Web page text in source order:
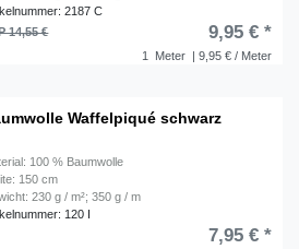
2187 C
1 Meter | 9,95 € / Meter
14,55 € 9,95 € *
Waffelpiqué schwarz
100 % Baumwolle
150 cm
230 g / m²; 350 g / m
120 I
7,95 € *